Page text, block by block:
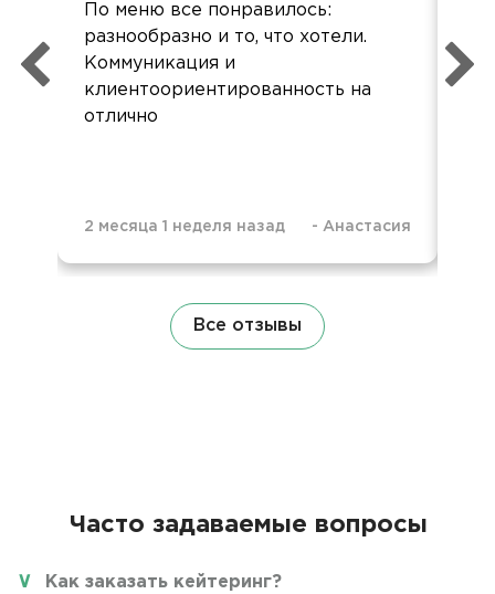
По меню все понравилось:
разнообразно и то, что хотели.
Коммуникация и
клиентоориентированность на
отлично
2 месяца 1 неделя назад - Анастасия
Все отзывы
Часто задаваемые вопросы
Как заказать кейтеринг?